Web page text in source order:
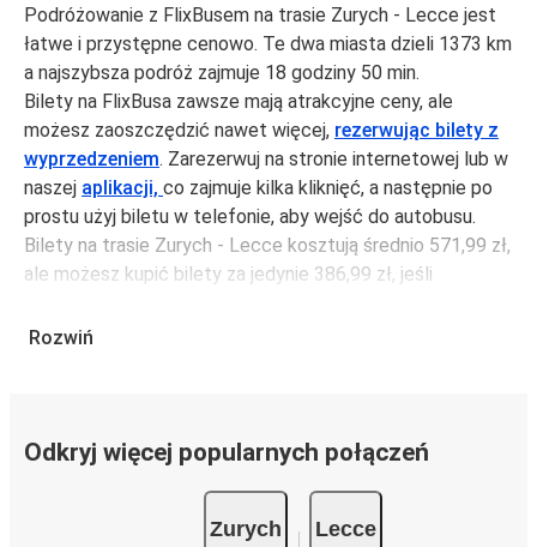
Podróżowanie z FlixBusem na trasie Zurych - Lecce jest
łatwe i przystępne cenowo. Te dwa miasta dzieli 1373 km
a najszybsza podróż zajmuje 18 godziny 50 min.
Bilety na FlixBusa zawsze mają atrakcyjne ceny, ale
możesz zaoszczędzić nawet więcej, rezerwując bilety z
wyprzedzeniem. Zarezerwuj na stronie internetowej lub w
naszej aplikacji, co zajmuje kilka kliknięć, a następnie po
prostu użyj biletu w telefonie, aby wejść do autobusu.
Bilety na trasie Zurych - Lecce kosztują średnio 571,99 zł,
ale możesz kupić bilety za jedynie 386,99 zł, jeśli
unikając weekendów i świąt. Aby podróżować szybko,
jedynie 18 godziny 50 min.
Rozwiń
Odkryj więcej popularnych połączeń
Zurych Lecce